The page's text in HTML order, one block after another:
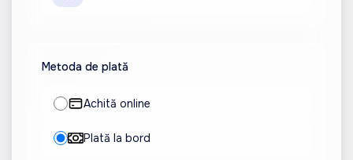
Metoda de plată
Achită online
Plată la bord